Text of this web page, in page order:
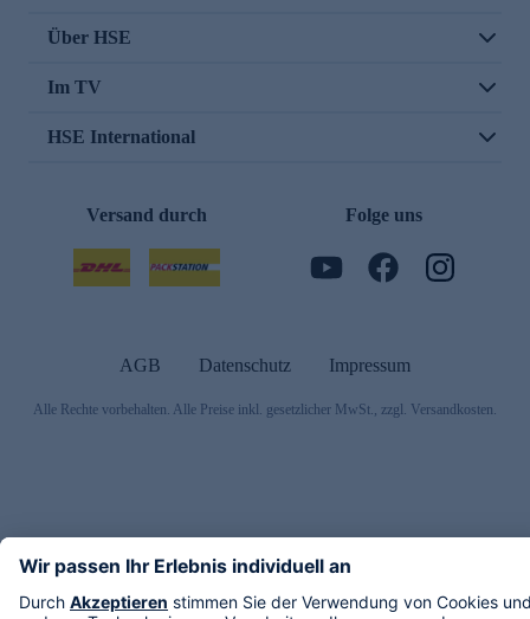
Über HSE
Im TV
HSE International
Versand durch Folge uns
AGB Datenschutz Impressum
Alle Rechte vorbehalten. Alle Preise inkl. gesetzlicher MwSt., zzgl. Versandkosten.